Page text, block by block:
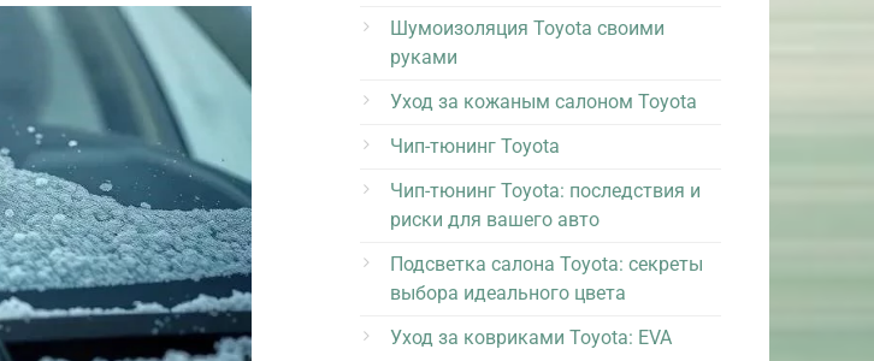
Шумоизоляция Toyota своими
руками
Уход за кожаным салоном Toyota
Чип-тюнинг Toyota
Чип-тюнинг Toyota: последствия и
риски для вашего авто
Подсветка салона Toyota: секреты
выбора идеального цвета
Уход за ковриками Toyota: EVA